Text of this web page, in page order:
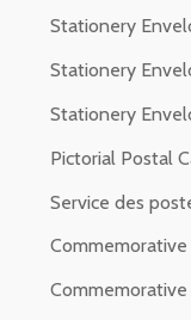
Stationery
Stationery
Stationery
Pictorial Postal
Service des
Commemorative